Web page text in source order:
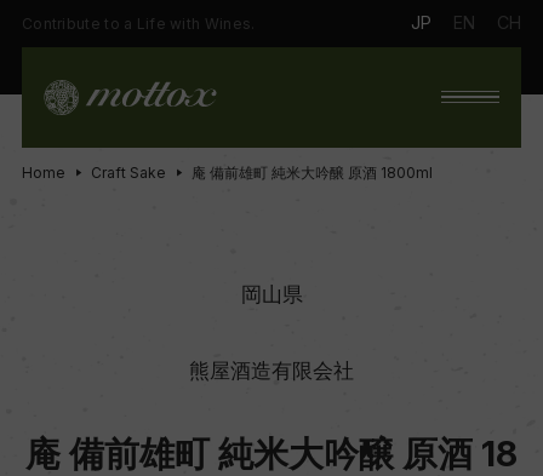
Contribute to a Life with Wines. JP EN CH
Home Craft Sake 庵 備前雄町 純米大吟醸 原酒 1800ml
岡山県
熊屋酒造有限会社
庵 備前雄町 純米大吟醸 原酒 18